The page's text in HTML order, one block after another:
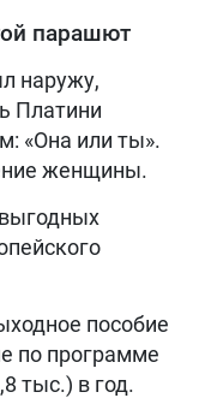
парашют
наружу,
Платини
«Она или ты».
женщины.
пособие
по программе
тыс.) в год.